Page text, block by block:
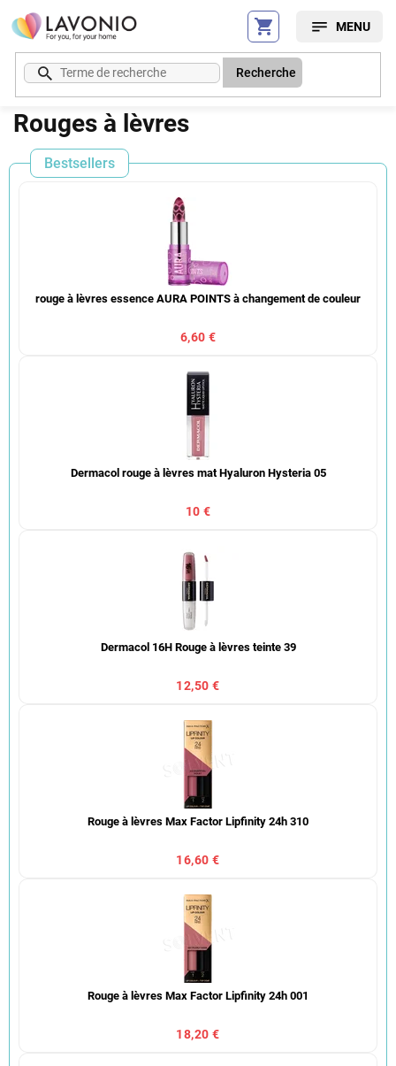
Aller
au
contenu
Recherche
Rouges à lèvres
Bestsellers
rouge à lèvres essence AURA POINTS à changement de couleur
6,60 €
Dermacol rouge à lèvres mat Hyaluron Hysteria 05
10 €
Dermacol 16H Rouge à lèvres teinte 39
12,50 €
Rouge à lèvres Max Factor Lipfinity 24h 310
16,60 €
Rouge à lèvres Max Factor Lipfinity 24h 001
18,20 €